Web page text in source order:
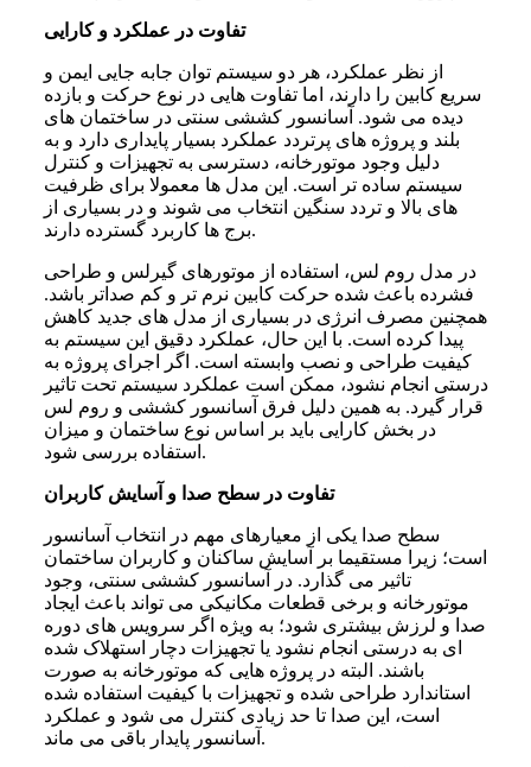
تفاوت در عملکرد و کارایی
از نظر عملکرد، هر دو سیستم توان جابه جایی ایمن و
سریع کابین را دارند، اما تفاوت هایی در نوع حرکت و بازده
دیده می شود. آسانسور کششی سنتی در ساختمان های
بلند و پروژه های پرتردد عملکرد بسیار پایداری دارد و به
دلیل وجود موتورخانه، دسترسی به تجهیزات و کنترل
سیستم ساده تر است. این مدل ها معمولا برای ظرفیت
های بالا و تردد سنگین انتخاب می شوند و در بسیاری از
برج ها کاربرد گسترده دارند.
در مدل روم لس، استفاده از موتورهای گیرلس و طراحی
فشرده باعث شده حرکت کابین نرم تر و کم صداتر باشد.
همچنین مصرف انرژی در بسیاری از مدل های جدید کاهش
پیدا کرده است. با این حال، عملکرد دقیق این سیستم به
کیفیت طراحی و نصب وابسته است. اگر اجرای پروژه به
درستی انجام نشود، ممکن است عملکرد سیستم تحت تاثیر
قرار گیرد. به همین دلیل فرق آسانسور کششی و روم لس
در بخش کارایی باید بر اساس نوع ساختمان و میزان
استفاده بررسی شود.
تفاوت در سطح صدا و آسایش کاربران
سطح صدا یکی از معیارهای مهم در انتخاب آسانسور
است؛ زیرا مستقیما بر آسایش ساکنان و کاربران ساختمان
تاثیر می گذارد. در آسانسور کششی سنتی، وجود
موتورخانه و برخی قطعات مکانیکی می تواند باعث ایجاد
صدا و لرزش بیشتری شود؛ به ویژه اگر سرویس های دوره
ای به درستی انجام نشود یا تجهیزات دچار استهلاک شده
باشند. البته در پروژه هایی که موتورخانه به صورت
استاندارد طراحی شده و تجهیزات با کیفیت استفاده شده
است، این صدا تا حد زیادی کنترل می شود و عملکرد
آسانسور پایدار باقی می ماند.